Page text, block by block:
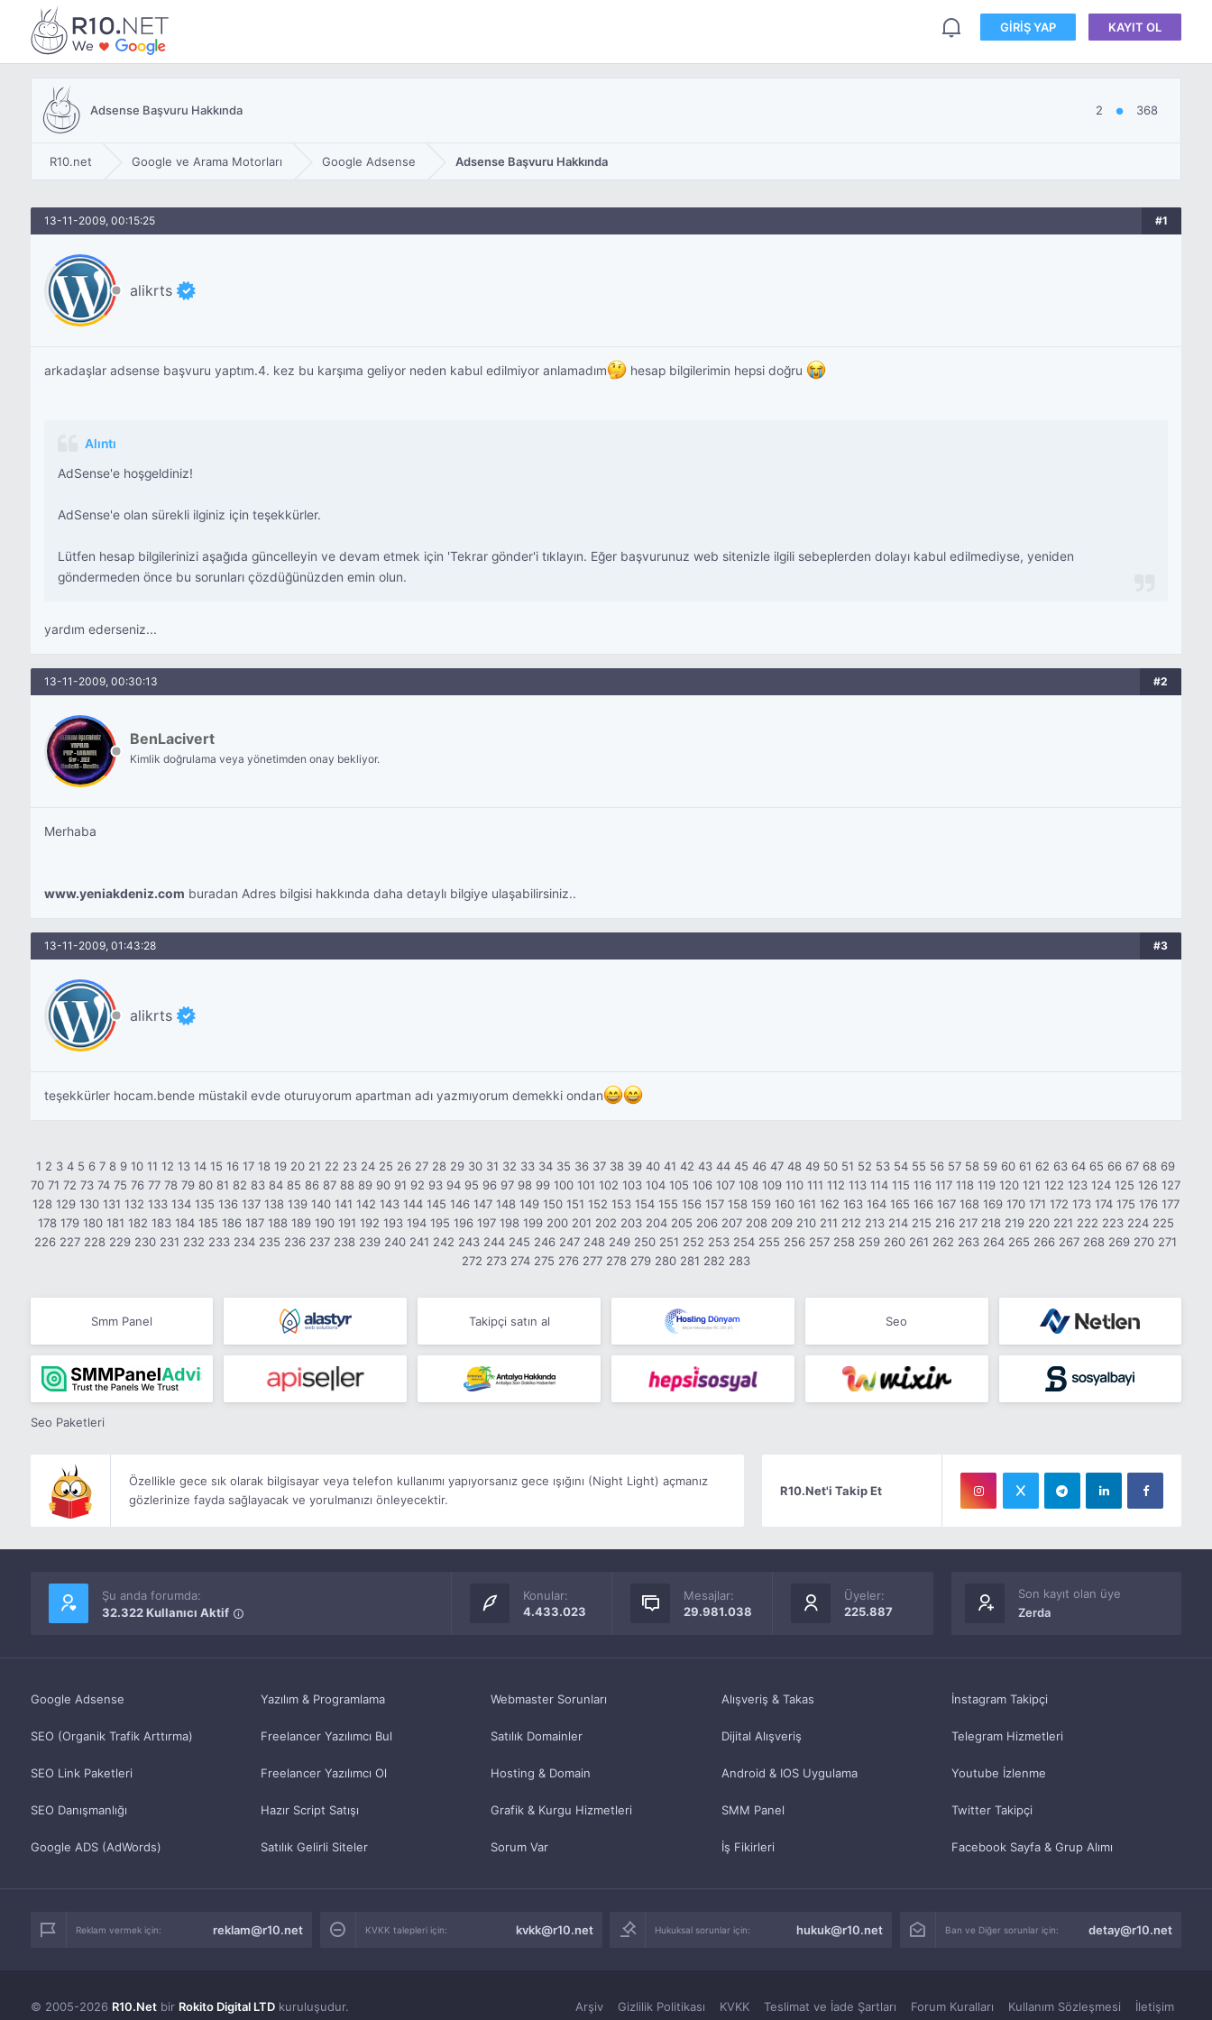
GIRIŞ YAP KAYIT OL
Adsense Başvuru Hakkında 2 ● 368
R10.net Google ve Arama Motorları Google Adsense Adsense Başvuru Hakkında
13-11-2009, 00:15:25 #1
alikrts
arkadaşlar adsense başvuru yaptım.4. kez bu karşıma geliyor neden kabul edilmiyor anlamadım hesap bilgilerimin hepsi doğru
Alıntı
AdSense'e hoşgeldiniz!
AdSense'e olan sürekli ilginiz için teşekkürler.
Lütfen hesap bilgilerinizi aşağıda güncelleyin ve devam etmek için 'Tekrar gönder'i tıklayın. Eğer başvurunuz web sitenizle ilgili sebeplerden dolayı kabul edilmediyse, yeniden
göndermeden önce bu sorunları çözdüğünüzden emin olun.
yardım ederseniz...
13-11-2009, 00:30:13 #2
BenLacivert
Kimlik doğrulama veya yönetimden onay bekliyor.
Merhaba
www.yeniakdeniz.com buradan Adres bilgisi hakkında daha detaylı bilgiye ulaşabilirsiniz..
13-11-2009, 01:43:28 #3
alikrts
teşekkürler hocam.bende müstakil evde oturuyorum apartman adı yazmıyorum demekki ondan
1 2 3 4 5 6 7 8 9 10 11 12 13 14 15 16 17 18 19 20 21 22 23 24 25 26 27 28 29 30 31 32 33 34 35 36 37 38 39 40 41 42 43 44 45 46 47 48 49 50 51 52 53 54 55 56 57 58 59 60 61 62 63 64 65 66 67 68 69
70 71 72 73 74 75 76 77 78 79 80 81 82 83 84 85 86 87 88 89 90 91 92 93 94 95 96 97 98 99 100 101 102 103 104 105 106 107 108 109 110 111 112 113 114 115 116 117 118 119 120 121 122 123 124 125 126 127
128 129 130 131 132 133 134 135 136 137 138 139 140 141 142 143 144 145 146 147 148 149 150 151 152 153 154 155 156 157 158 159 160 161 162 163 164 165 166 167 168 169 170 171 172 173 174 175 176 177
178 179 180 181 182 183 184 185 186 187 188 189 190 191 192 193 194 195 196 197 198 199 200 201 202 203 204 205 206 207 208 209 210 211 212 213 214 215 216 217 218 219 220 221 222 223 224 225
226 227 228 229 230 231 232 233 234 235 236 237 238 239 240 241 242 243 244 245 246 247 248 249 250 251 252 253 254 255 256 257 258 259 260 261 262 263 264 265 266 267 268 269 270 271
272 273 274 275 276 277 278 279 280 281 282 283
Smm Panel Takipçi satın al Seo
Seo Paketleri
Özellikle gece sık olarak bilgisayar veya telefon kullanımı yapıyorsanız gece ışığını (Night Light) açmanız
gözlerinize fayda sağlayacak ve yorulmanızı önleyecektir.
R10.Net'i Takip Et
Şu anda forumda:
32.322 Kullanıcı Aktif
Konular:
4.433.023
Mesajlar:
29.981.038
Üyeler:
225.887
Son kayıt olan üye
Zerda
Google Adsense
SEO (Organik Trafik Arttırma)
SEO Link Paketleri
SEO Danışmanlığı
Google ADS (AdWords)
Yazılım & Programlama
Freelancer Yazılımcı Bul
Freelancer Yazılımcı Ol
Hazır Script Satışı
Satılık Gelirli Siteler
Webmaster Sorunları
Satılık Domainler
Hosting & Domain
Grafik & Kurgu Hizmetleri
Sorum Var
Alışveriş & Takas
Dijital Alışveriş
Android & IOS Uygulama
SMM Panel
İş Fikirleri
İnstagram Takipçi
Telegram Hizmetleri
Youtube İzlenme
Twitter Takipçi
Facebook Sayfa & Grup Alımı
Reklam vermek için: reklam@r10.net KVKK talepleri için: kvkk@r10.net Hukuksal sorunlar için: hukuk@r10.net Ban ve Diğer sorunlar için: detay@r10.net
© 2005-2026 R10.Netbir Rokito Digital LTDkuruluşudur. Arşiv Gizlilik Politikası KVKK Teslimat ve İade Şartları Forum Kuralları Kullanım Sözleşmesi İletişim